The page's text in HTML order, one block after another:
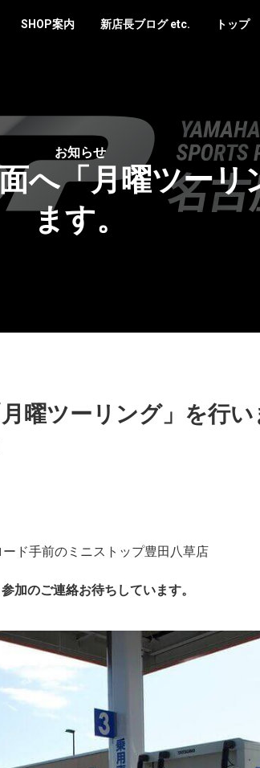
SHOP案内 新店長ブログ etc. トップ
お知らせ
へ「月曜ツーリ
ます。
曜ツーリング」を行い
ド手前のミニストップ豊田八草店
加のご連絡お待ちしています。